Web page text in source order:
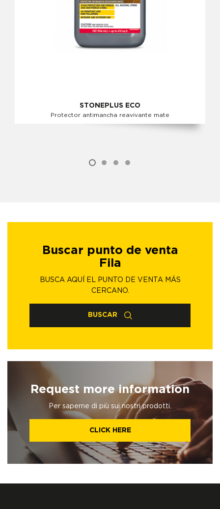
STONEPLUS ECO
Protector antimancha reavivante mate
Buscar punto de venta
Fila
BUSCA AQUÍ EL PUNTO DE VENTA MÁS
CERCANO.
BUSCAR
Request more information
Per saperne di più sui nostri prodotti.
CLICK HERE